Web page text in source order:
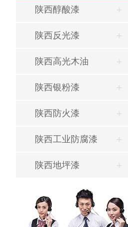
陕西醇酸漆
陕西反光漆
陕西高光木油
陕西银粉漆
陕西防火漆
陕西工业防腐漆
陕西地坪漆